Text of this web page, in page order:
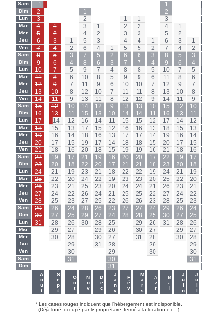
Sam
Dim
Lun
Mar
Mer
Jeu
Ven
Sam
Dim
Lun
Mar
Mer
Jeu
Ven
Sam
Dim
Lun
Mar
Mer
Jeu
Ven
Sam
Dim
Lun
Mar
Mer
Jeu
Ven
Sam
Dim
Lun
Mar
Mer
Jeu
Ven
Sam
Dim
1
2
3
4
5
6
7
8
9
10
11
12
13
14
15
16
17
18
19
20
21
22
23
24
25
26
27
28
29
30
31
Aout
1
2
3
4
5
6
7
8
9
10
11
12
13
14
15
16
17
18
19
20
21
22
23
24
25
26
27
28
29
30
Sept
1
2
3
4
5
6
7
8
9
10
11
12
13
14
15
16
17
18
19
20
21
22
23
24
25
26
27
28
29
30
31
Oct
1
2
3
4
5
6
7
8
9
10
11
12
13
14
15
16
17
18
19
20
21
22
23
24
25
26
27
28
29
30
Nov
1
2
3
4
5
6
7
8
9
10
11
12
13
14
15
16
17
18
19
20
21
22
23
24
25
26
27
28
29
30
31
Dec
1
2
3
4
5
6
7
8
9
10
11
12
13
14
15
16
17
18
19
20
21
22
23
24
25
26
27
28
29
30
31
Janv
1
2
3
4
5
6
7
8
9
10
11
12
13
14
15
16
17
18
19
20
21
22
23
24
25
26
27
28
Fév
1
2
3
4
5
6
7
8
9
10
11
12
13
14
15
16
17
18
19
20
21
22
23
24
25
26
27
28
29
30
31
Mars
1
2
3
4
5
6
7
8
9
10
11
12
13
14
15
16
17
18
19
20
21
22
23
24
25
26
27
28
29
30
Avr
1
2
3
4
5
6
7
8
9
10
11
12
13
14
15
16
17
18
19
20
21
22
23
24
25
26
27
28
29
30
31
Mai
1
2
3
4
5
6
7
8
9
10
11
12
13
14
15
16
17
18
19
20
21
22
23
24
25
26
27
28
29
30
Juin
1
2
3
4
5
6
7
8
9
10
11
12
13
14
15
16
17
18
19
20
21
22
23
24
25
26
27
28
29
30
31
Juil
* Les cases rouges indiquent que l'hébergement est indisponible.
(Déjà loué, occupé par le propriétaire, fermé à la location etc...)